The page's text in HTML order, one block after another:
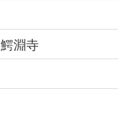
鰐淵寺